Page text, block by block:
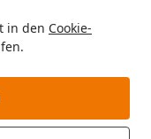
in den Cookie-